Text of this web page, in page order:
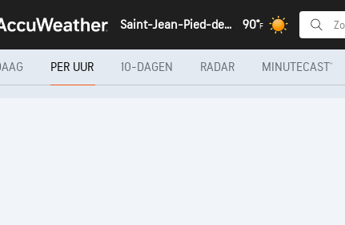
Saint-Jean-Pied-de-Port, Pyrénées-Atlantiques 90°F
PER UUR 10-DAGEN RADAR MINUTECAST®